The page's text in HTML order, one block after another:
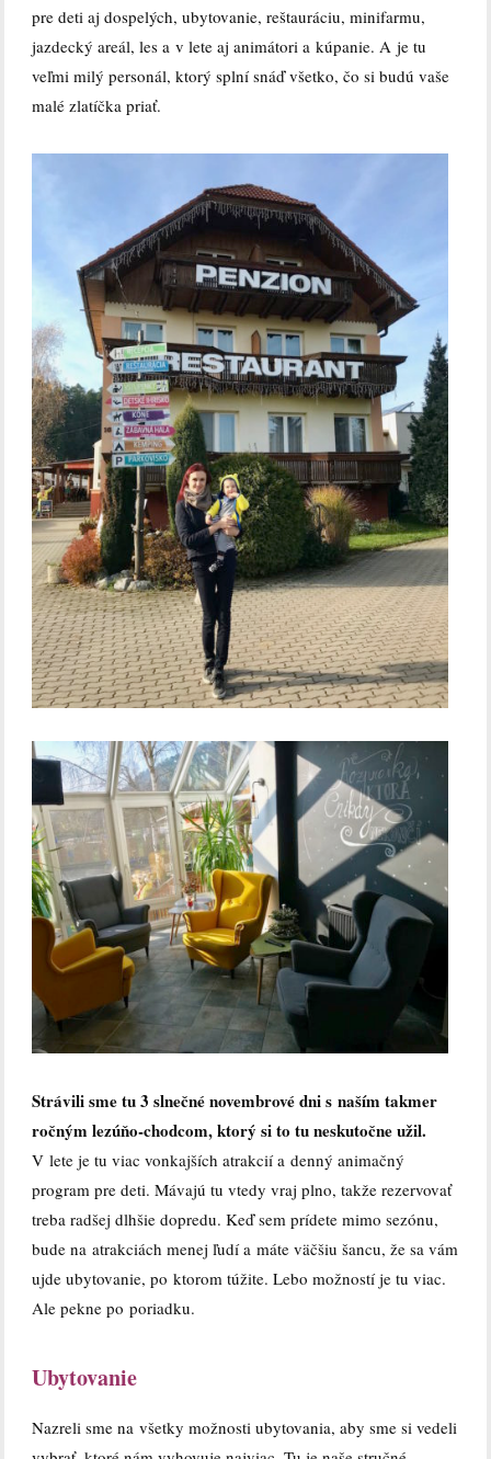
pre deti aj dospelých, ubytovanie, reštauráciu, minifarmu,
jazdecký areál, les a v lete aj animátori a kúpanie. A je tu
veľmi milý personál, ktorý splní snáď všetko, čo si budú vaše
malé zlatíčka priať.
Strávili sme tu 3 slnečné novembrové dni s naším takmer
ročným lezúňo-chodcom, ktorý si to tu neskutočne užil.
V lete je tu viac vonkajších atrakcií a denný animačný
program pre deti. Mávajú tu vtedy vraj plno, takže rezervovať
treba radšej dlhšie dopredu. Keď sem prídete mimo sezónu,
bude na atrakciách menej ľudí a máte väčšiu šancu, že sa vám
ujde ubytovanie, po ktorom túžite. Lebo možností je tu viac.
Ale pekne po poriadku.
Ubytovanie
Nazreli sme na všetky možnosti ubytovania, aby sme si vedeli